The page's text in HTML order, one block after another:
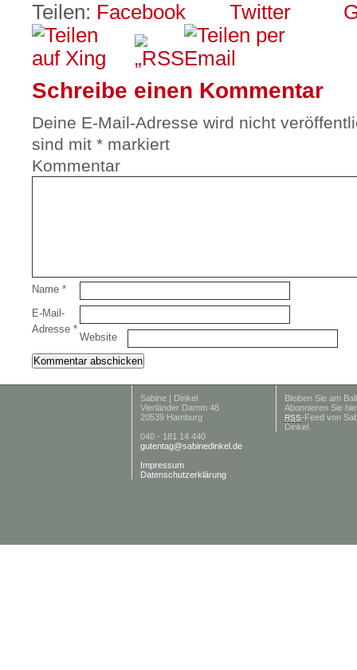
Teilen:
Schreibe einen Kommentar
Deine E-Mail-Adresse wird nicht
sind mit * markiert
Kommentar
Name *
E-Mail-
Adresse *
Website
Sabine | Dinkel
Vierländer Damm 48
20539 Hamburg
040 - 181 14 440
gutentag@sabinedinkel.de
Impressum
Datenschutzerklärung
Bleiben Sie am
Abonnieren Sie
RSS-Feed von
Dinkel.